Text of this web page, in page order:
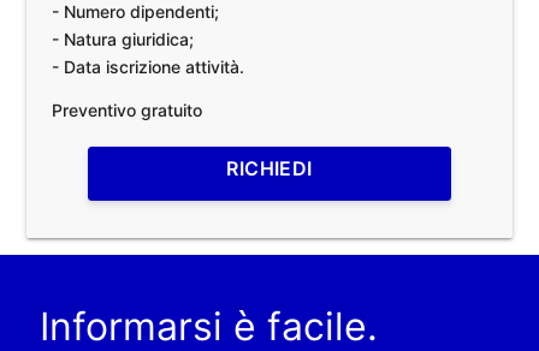
- Numero dipendenti;
- Natura giuridica;
- Data iscrizione attività.
Preventivo gratuito
RICHIEDI
Informarsi è facile.